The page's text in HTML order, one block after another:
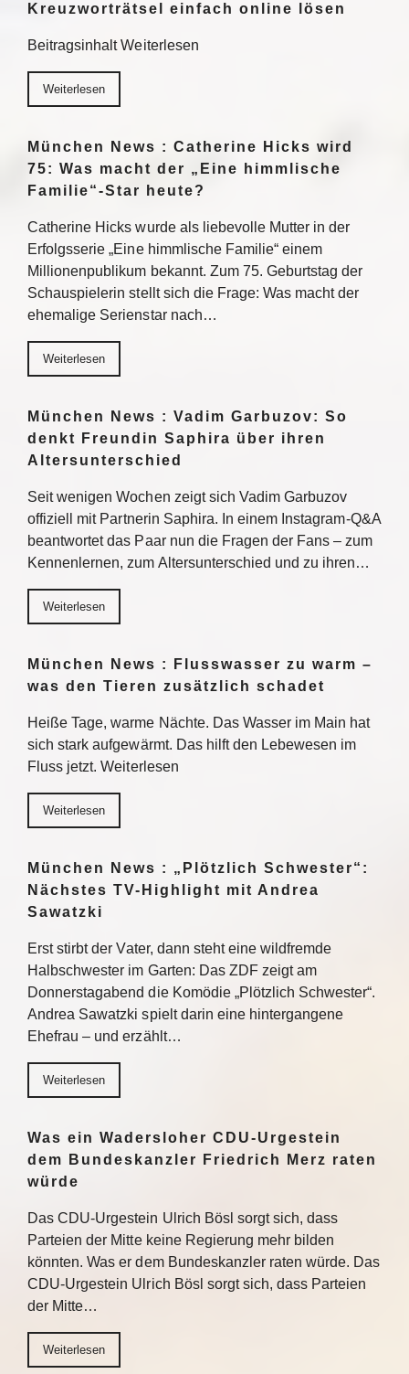
Kreuzworträtsel einfach online lösen
Beitragsinhalt Weiterlesen
Weiterlesen
München News : Catherine Hicks wird
75: Was macht der „Eine himmlische
Familie“-Star heute?
Catherine Hicks wurde als liebevolle Mutter in der
Erfolgsserie „Eine himmlische Familie“ einem
Millionenpublikum bekannt. Zum 75. Geburtstag der
Schauspielerin stellt sich die Frage: Was macht der
ehemalige Serienstar nach…
Weiterlesen
München News : Vadim Garbuzov: So
denkt Freundin Saphira über ihren
Altersunterschied
Seit wenigen Wochen zeigt sich Vadim Garbuzov
offiziell mit Partnerin Saphira. In einem Instagram-Q&A
beantwortet das Paar nun die Fragen der Fans – zum
Kennenlernen, zum Altersunterschied und zu ihren…
Weiterlesen
München News : Flusswasser zu warm –
was den Tieren zusätzlich schadet
Heiße Tage, warme Nächte. Das Wasser im Main hat
sich stark aufgewärmt. Das hilft den Lebewesen im
Fluss jetzt. Weiterlesen
Weiterlesen
München News : „Plötzlich Schwester“:
Nächstes TV-Highlight mit Andrea
Sawatzki
Erst stirbt der Vater, dann steht eine wildfremde
Halbschwester im Garten: Das ZDF zeigt am
Donnerstagabend die Komödie „Plötzlich Schwester“.
Andrea Sawatzki spielt darin eine hintergangene
Ehefrau – und erzählt…
Weiterlesen
Was ein Wadersloher CDU-Urgestein
dem Bundeskanzler Friedrich Merz raten
würde
Das CDU-Urgestein Ulrich Bösl sorgt sich, dass
Parteien der Mitte keine Regierung mehr bilden
könnten. Was er dem Bundeskanzler raten würde. Das
CDU-Urgestein Ulrich Bösl sorgt sich, dass Parteien
der Mitte…
Weiterlesen